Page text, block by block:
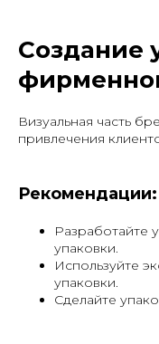
Создание
Визуальная часть
привлечения
Рекомендации:
Разработайте
упаковки.
Используйте
упаковки.
Сделайте